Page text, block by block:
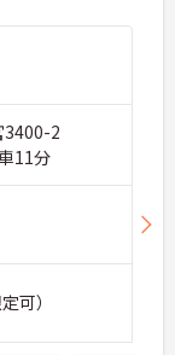
3400-2
11分
可）